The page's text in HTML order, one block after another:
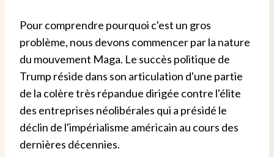
Pour comprendre pourquoi c'est un gros
problème, nous devons commencer par la nature
du mouvement Maga. Le succès politique de
Trump réside dans son articulation d'une partie
de la colère très répandue dirigée contre l'élite
des entreprises néolibérales qui a présidé le
déclin de l'impérialisme américain au cours des
dernières décennies.